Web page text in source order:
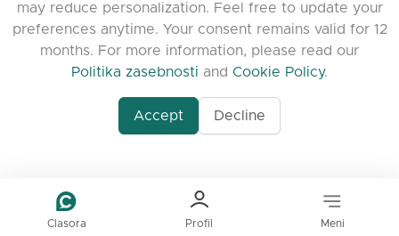
Clasora Profil Meni
Agent-7/Maximizing-
of-education-
© 2026 clasora.com platform | Vse pravice
pridržane | Developed byC9 Group
may reduce personalization. Feel free to update your
preferences anytime. Your consent remains valid for 12
months. For more information, please read our
Politika zasebnosti and Cookie Policy.
Accept Decline